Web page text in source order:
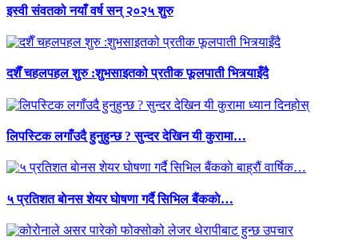
इस्वी संवतको नयाँ वर्ष सन् २०२५ शुरु
दशैँ चहलपहल शुरु :शुभसाइतको प्रतीक फूलपाती भित्र्याइँदै
लिपस्टिक लगाँउदै हुनुहुन्छ ? सुन्दर देखिन यी कुरामा…
५ प्रतिशत बाेनस शेयर घाेषणा गर्दै सिभिल बैंककाे…